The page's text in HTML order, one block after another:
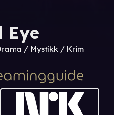
Eye
/ Mystikk / Krim